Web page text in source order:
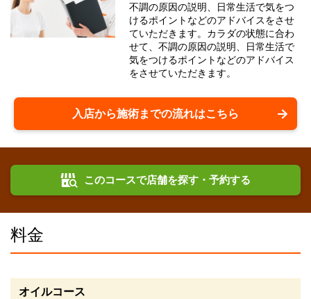
不調の原因の説明、日常生活で気をつ
けるポイントなどのアドバイスをさせ
ていただきます。カラダの状態に合わ
せて、不調の原因の説明、日常生活で
気をつけるポイントなどのアドバイス
をさせていただきます。
入店から施術までの流れはこちら
このコースで店舗を探す・予約する
料金
オイルコース